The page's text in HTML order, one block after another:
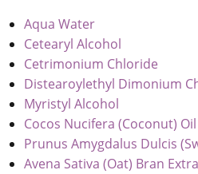
Aqua Water
Cetearyl Alcohol
Cetrimonium Chloride
Distearoylethyl Dimonium
Myristyl Alcohol
Cocos Nucifera (Coconut) Oil
Prunus Amygdalus Dulcis
Avena Sativa (Oat) Bran